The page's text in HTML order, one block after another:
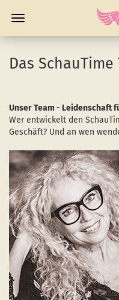
Das SchauTime
Unser Team - Leidenschaft
Wer entwickelt den
Geschäft? Und an wen